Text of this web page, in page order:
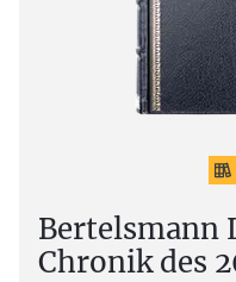
Bertelsmann
Chronik des